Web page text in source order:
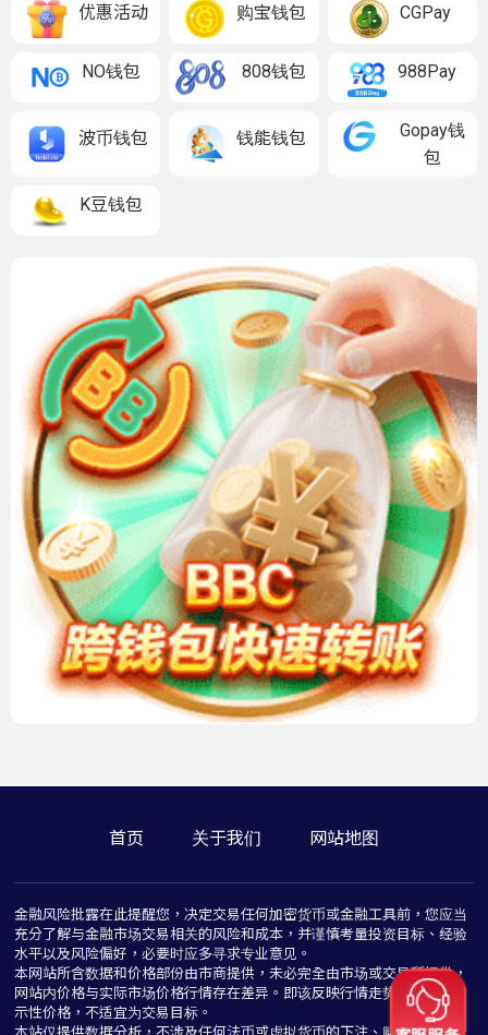
优惠活动 购宝钱包 CGPay
NO钱包 808钱包 988Pay
波币钱包 钱能钱包
Gopay钱
包
K豆钱包
首页 关于我们 网站地图
金融风险批露在此提醒您，决定交易任何加密货币或金融工具前，您应当
充分了解与金融市场交易相关的风险和成本，并谨慎考量投资目标、经验
水平以及风险偏好，必要时应多寻求专业意见。
本网站所含数据和价格部份由市商提供，未必完全由市场或交易所提供，
网站内价格与实际市场价格行情存在差异。即该反映行情走势价格仅为指
示性价格，不适宜为交易目标。